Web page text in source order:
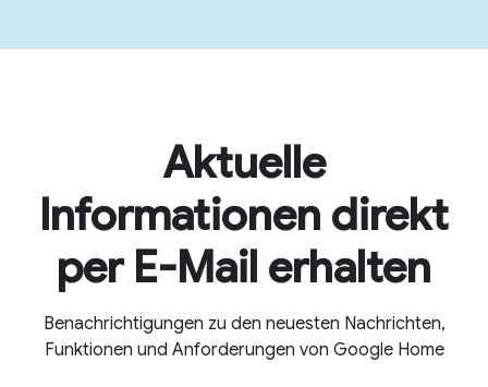
Aktuelle
Informationen direkt
per E-Mail erhalten
Benachrichtigungen zu den neuesten Nachrichten,
Funktionen und Anforderungen von Google Home